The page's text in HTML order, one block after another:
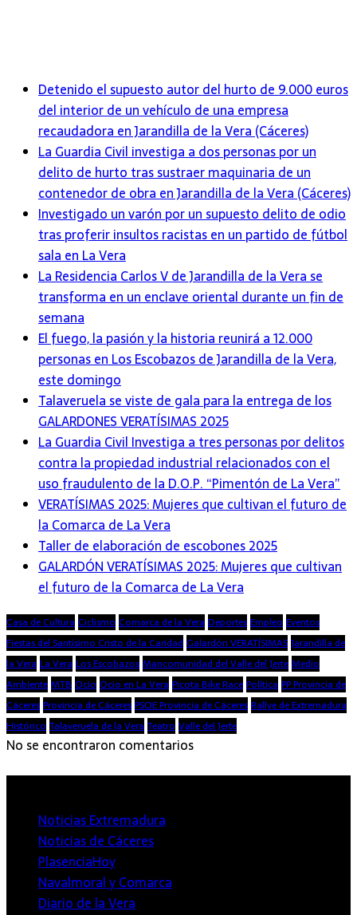
Detenido el supuesto autor del hurto de 9.000 euros
del interior de un vehículo de una empresa
recaudadora en Jarandilla de la Vera (Cáceres)
La Guardia Civil investiga a dos personas por un
delito de hurto tras sustraer maquinaria de un
contenedor de obra en Jarandilla de la Vera (Cáceres)
Investigado un varón por un supuesto delito de odio
tras proferir insultos racistas en un partido de fútbol
sala en La Vera
La Residencia Carlos V de Jarandilla de la Vera se
transforma en un enclave oriental durante un fin de
semana
El fuego, la pasión y la historia reunirá a 12.000
personas en Los Escobazos de Jarandilla de la Vera,
este domingo
Talaveruela se viste de gala para la entrega de los
GALARDONES VERATÍSIMAS 2025
La Guardia Civil Investiga a tres personas por delitos
contra la propiedad industrial relacionados con el
uso fraudulento de la D.O.P. “Pimentón de La Vera”
VERATÍSIMAS 2025: Mujeres que cultivan el futuro de
la Comarca de La Vera
Taller de elaboración de escobones 2025
GALARDÓN VERATÍSIMAS 2025: Mujeres que cultivan
el futuro de la Comarca de La Vera
Casa de Cultura Ciclismo Comarca de la Vera Deportes Empleo Eventos
Fiestas del Santísimo Cristo de la Caridad Galardón VERATÍSIMAS Jarandilla de
la Vera La Vera Los Escobazos Mancomunidad del Valle del Jerte Medio
Ambiente MTB Ocio Ocio en La Vera Picota Bike Race Política PP Provincia de
Cáceres Provincia de Cáceres PSOE Provincia de Cáceres Rallye de Extremadura
Histórico Talaveruela de la Vera Teatro Valle del Jerte
No se encontraron comentarios
Noticias Extremadura
Noticias de Cáceres
PlasenciaHoy
Navalmoral y Comarca
Diario de la Vera